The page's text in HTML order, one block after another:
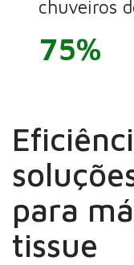
chuveiros
75%
para
tissue